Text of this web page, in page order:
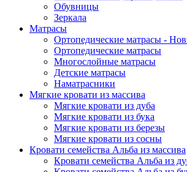
Обувницы
Зеркала
Матрасы
Ортопедические матрасы -
Ортопедические матрасы
Многослойные матрасы
Детские матрасы
Наматрасники
Мягкие кровати из массива
Мягкие кровати из дуба
Мягкие кровати из бука
Мягкие кровати из березы
Мягкие кровати из сосны
Кровати семейства Альба из массива
Кровати семейства Альба из